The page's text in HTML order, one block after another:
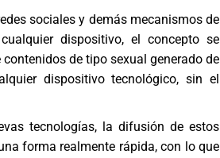
sociales y demás mecanismos de
dispositivo, el concepto se
de tipo sexual generado de
dispositivo tecnológico, sin el
tecnologías, la difusión de estos
forma realmente rápida, con lo que